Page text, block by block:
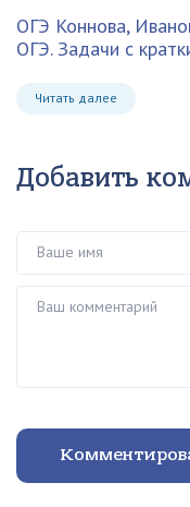
ОГЭ Коннова,
ОГЭ. Задачи с
Читать далее
Добавить